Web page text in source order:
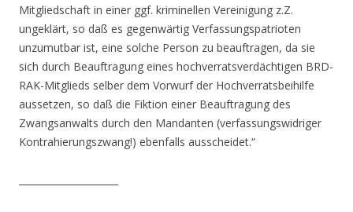
Mitgliedschaft in einer ggf. kriminellen Vereinigung z.Z.
ungeklärt, so daß es gegenwärtig Verfassungspatrioten
unzumutbar ist, eine solche Person zu beauftragen, da sie
sich durch Beauftragung eines hochverratsverdächtigen BRD-
RAK-Mitglieds selber dem Vorwurf der Hochverratsbeihilfe
aussetzen, so daß die Fiktion einer Beauftragung des
Zwangsanwalts durch den Mandanten (verfassungswidriger
Kontrahierungszwang!) ebenfalls ausscheidet.“